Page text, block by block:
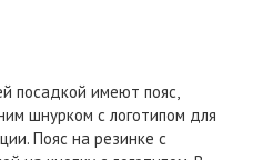
посадкой имеют пояс,
шнурком с логотипом для
Пояс на резинке с